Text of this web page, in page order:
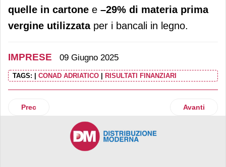
quelle in cartone e –29% di materia prima
vergine utilizzataper i bancali in legno.
IMPRESE 09 Giugno 2025
TAGS: CONAD ADRIATICO RISULTATI FINANZIARI
Articolo precedente: Unicoop Firenze, approvato il bilancio
Prec Articolo
Avanti